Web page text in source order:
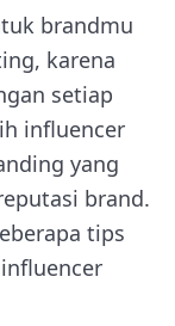
brandmu
karena
setiap
influencer
yang
brand.
tips